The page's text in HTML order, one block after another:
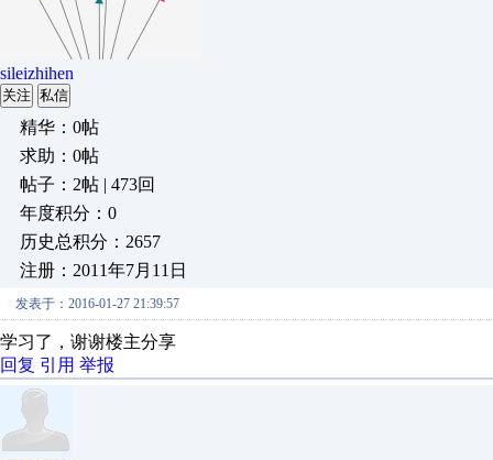
sileizhihen
关注 私信
精华：0帖
求助：0帖
帖子：2帖 | 473回
年度积分：0
历史总积分：2657
注册：2011年7月11日
发表于：2016-01-27 21:39:57
学习了，谢谢楼主分享
回复 引用 举报